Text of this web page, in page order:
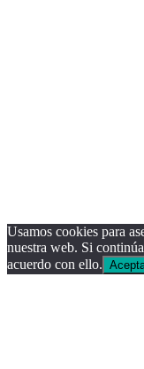
Usamos cookies para
nuestra web. Si
acuerdo con ello.